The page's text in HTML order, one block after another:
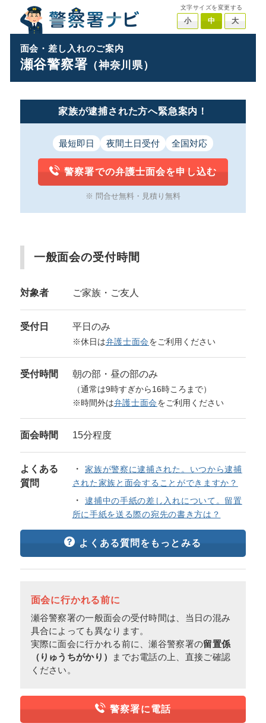
文字サイズを変更する
小 中 大
面会・差し入れのご案内
瀬谷警察署（神奈川県）
家族が逮捕された方へ緊急案内！
最短即日 夜間土日受付 全国対応
警察署での弁護士面会を申し込む
※ 問合せ無料・見積り無料
一般面会の受付時間
対象者 ご家族・ご友人
受付日 平日のみ
※休日は弁護士面会をご利用ください
受付時間 朝の部・昼の部のみ
（通常は9時すぎから16時ころまで）
※時間外は弁護士面会をご利用ください
面会時間 15分程度
よくある
質問
家族が警察に逮捕された。いつから逮捕
された家族と面会することができますか？
逮捕中の手紙の差し入れについて。留置
所に手紙を送る際の宛先の書き方は？
よくある質問をもっとみる
面会に行かれる前に
瀬谷警察署の一般面会の受付時間は、当日の混み
具合によっても異なります。
実際に面会に行かれる前に、瀬谷警察署の留置係
（りゅうちがかり）
までお電話の上、直接ご確認
ください。
警察署に電話